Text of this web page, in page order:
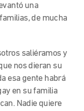
una
de mucha
saliéramos y
nos dieran su
esa gente habrá
en su familia
Nadie quiere